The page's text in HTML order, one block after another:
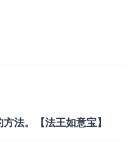
法。【法王如意宝】